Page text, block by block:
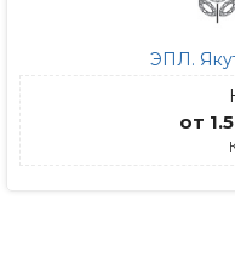
ЭПЛ.
от